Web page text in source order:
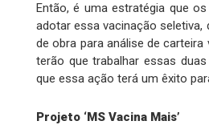
Então, é uma estratégia que
adotar essa vacinação seletiva,
de obra para análise de carteira
terão que trabalhar essas
que essa ação terá um êxito
Projeto ‘MS Vacina Mais’